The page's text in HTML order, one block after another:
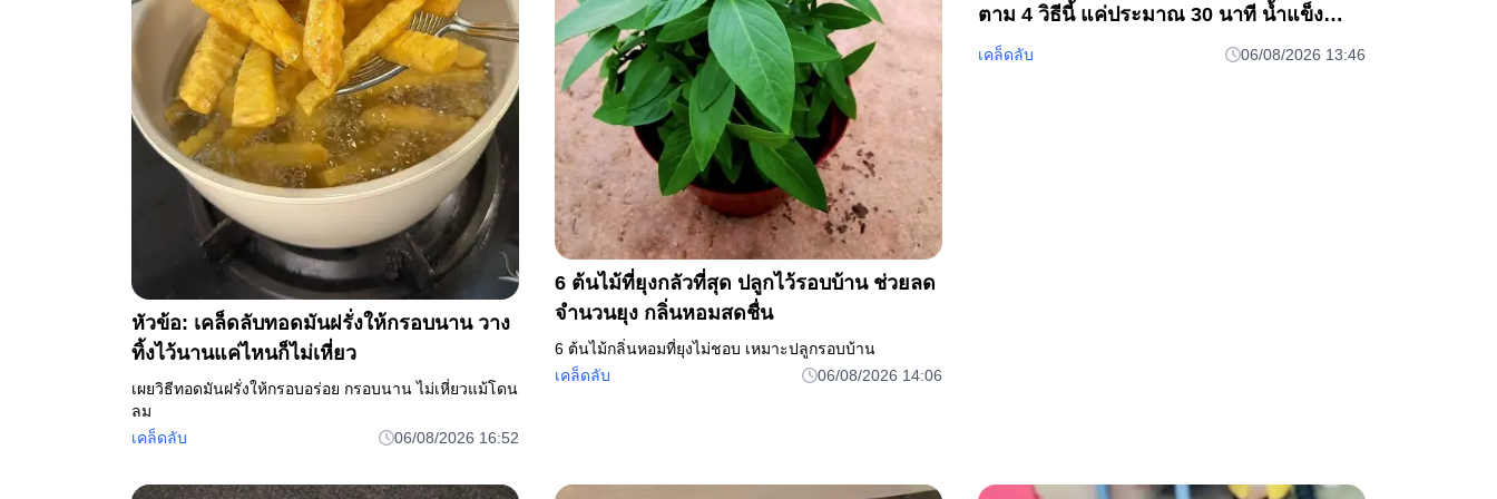
หัวข้อ: เคล็ดลับทอดมันฝรั่งให้กรอบนาน วาง
ทิ้งไว้นานแค่ไหนก็ไม่เหี่ยว
เผยวิธีทอดมันฝรั่งให้กรอบอร่อย กรอบนาน ไม่เหี่ยวแม้โดน
ลม
เคล็ดลับ
06/08/2026 16:52
6 ต้นไม้ที่ยุงกลัวที่สุด ปลูกไว้รอบบ้าน ช่วยลด
จำนวนยุง กลิ่นหอมสดชื่น
6 ต้นไม้กลิ่นหอมที่ยุงไม่ชอบ เหมาะปลูกรอบบ้าน
เคล็ดลับ
06/08/2026 14:06
ตาม 4 วิธีนี้ แค่ประมาณ 30 นาที น้ำแข็ง
ละลายเร็ว ตู
เคล็ดลับ 06/08/2026 13:46